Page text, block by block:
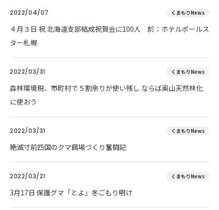
2022/04/07 くまもりNews
４月３日 祝 北海道支部結成祝賀会に100人 於：ホテルポールス
ター札幌
2022/03/31 くまもりNews
森林環境税、市町村で５割余りが使い残し ならば奥山天然林化
に使おう
2022/03/31 くまもりNews
絶滅寸前四国のクマ餌場づくり奮闘記
2022/03/21 くまもりNews
3月17日 保護グマ「とよ」冬ごもり明け